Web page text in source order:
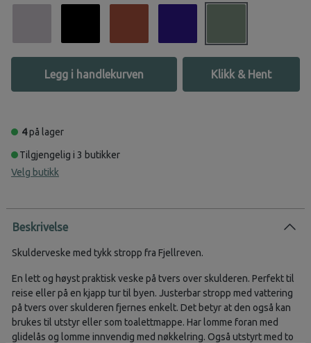
Legg i handlekurven Klikk & Hent
4på lager
Tilgjengelig i 3 butikker
Velg butikk
Beskrivelse
Skulderveske med tykk stropp fra Fjellreven.
En lett og høyst praktisk veske på tvers over skulderen. Perfekt til
reise eller på en kjapp tur til byen. Justerbar stropp med vattering
på tvers over skulderen fjernes enkelt. Det betyr at den også kan
brukes til utstyr eller som toalettmappe. Har lomme foran med
glidelås og lomme innvendig med nøkkelring. Også utstyrt med to